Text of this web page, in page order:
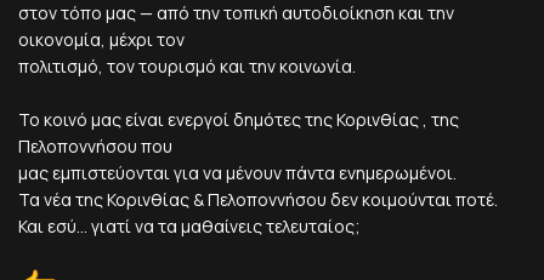
στον τόπο μας — από την τοπική αυτοδιοίκηση και την
οικονομία, μέχρι τον
πολιτισμό, τον τουρισμό και την κοινωνία.
Το κοινό μας είναι ενεργοί δημότες της Κορινθίας , της
Πελοποννήσου που
μας εμπιστεύονται για να μένουν πάντα ενημερωμένοι.
Τα νέα της Κορινθίας & Πελοποννήσου δεν κοιμούνται ποτέ.
Και εσύ... γιατί να τα μαθαίνεις τελευταίος;